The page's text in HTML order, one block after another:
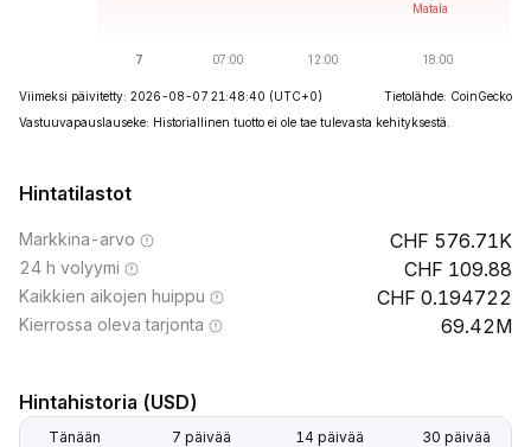
Viimeksi päivitetty: 2026-08-07 21:48:40 (UTC+0)
Tietolähde: CoinGecko
Vastuuvapauslauseke: Historiallinen tuotto ei ole tae tulevasta kehityksestä.
Hintatilastot
Markkina-arvo 576.71K
24 h volyymi 109.88
Kaikkien aikojen huippu 0.194722
Kierrossa oleva tarjonta 69.42M
Hintahistoria (USD)
Tänään 7 päivää 14 päivää 30 päivää